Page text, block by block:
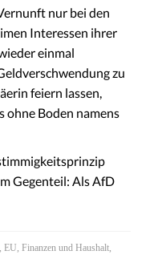
nur bei den
Interessen ihrer
einmal
zu
feiern lassen,
ohne Boden namens
Gegenteil: Als AfD
EU Finanzen und Haushalt